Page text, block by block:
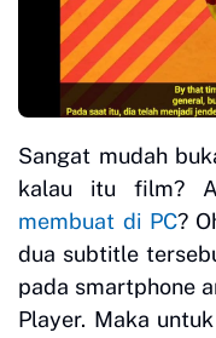
Sangat mudah
kalau itu film?
membuat di PC?
dua subtitle
pada smartphone
Player. Maka